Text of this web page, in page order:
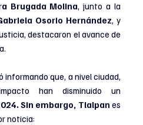
Brugada Molina
Osorio Hernández, y
destacaron el avance de
informando que, a nivel ciudad,
Sin embargo, Tlalpan es
noticia: